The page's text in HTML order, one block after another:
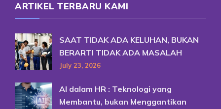
ARTIKEL TERBARU KAMI
SAAT TIDAK ADA KELUHAN, BUKAN
BERARTI TIDAK ADA MASALAH
July 23, 2026
AI dalam HR : Teknologi yang
Membantu, bukan Menggantikan